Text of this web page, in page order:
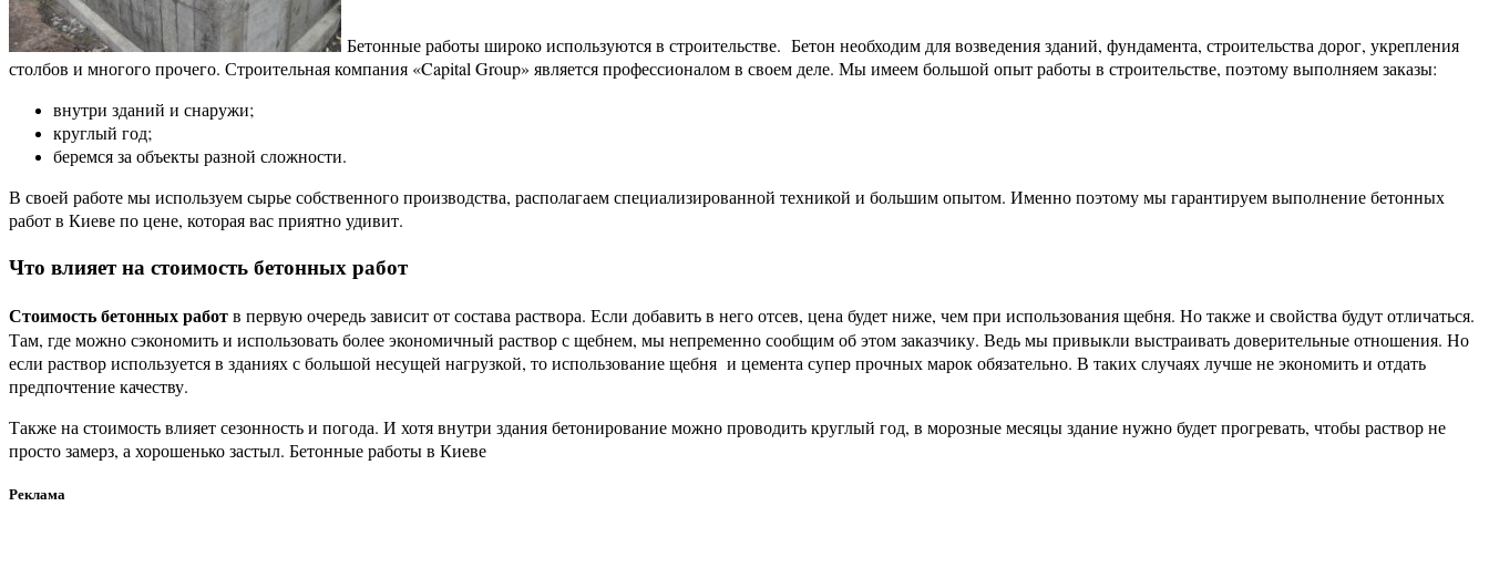
Бетонные работы широко используются в строительстве. Бетон необходим для возведения зданий, фундамента, строительства дорог, укрепления
столбов и многого прочего. Строительная компания «Capital Group» является профессионалом в своем деле. Мы имеем большой опыт работы в строительстве, поэтому выполняем заказы:
внутри зданий и снаружи;
круглый год;
беремся за объекты разной сложности.
В своей работе мы используем сырье собственного производства, располагаем специализированной техникой и большим опытом. Именно поэтому мы гарантируем выполнение бетонных
работ в Киеве по цене, которая вас приятно удивит.
Что влияет на стоимость бетонных работ
Стоимость бетонных работв первую очередь зависит от состава раствора. Если добавить в него отсев, цена будет ниже, чем при использования щебня. Но также и свойства будут отличаться.
Там, где можно сэкономить и использовать более экономичный раствор с щебнем, мы непременно сообщим об этом заказчику. Ведь мы привыкли выстраивать доверительные отношения. Но
если раствор используется в зданиях с большой несущей нагрузкой, то использование щебня и цемента супер прочных марок обязательно. В таких случаях лучше не экономить и отдать
предпочтение качеству.
Также на стоимость влияет сезонность и погода. И хотя внутри здания бетонирование можно проводить круглый год, в морозные месяцы здание нужно будет прогревать, чтобы раствор не
просто замерз, а хорошенько застыл. Бетонные работы в Киеве
Реклама